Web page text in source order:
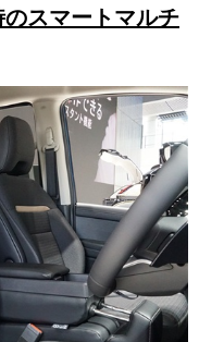
スマートマルチ